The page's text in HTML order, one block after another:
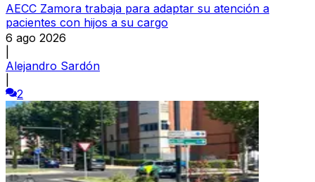
AECC Zamora trabaja para adaptar su atención a
pacientes con hijos a su cargo
6 ago 2026
Alejandro Sardón
2